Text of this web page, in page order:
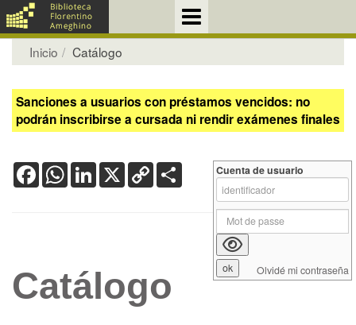
Inicio Catálogo
Sanciones a usuarios con préstamos vencidos: no
podrán inscribirse a cursada ni rendir exámenes finales
FacebookWhatsApp
LinkedIn
X Copy
Link
Catálogo
Cuenta de usuario
Olvidé mi contraseña